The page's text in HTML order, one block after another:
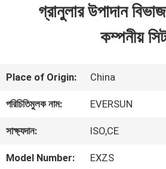
VR
প্রদর্শন
আমাদের
গ্রানুলার উপাদান
কম্পনীয়
Place of Origin: China
পরিচিতিমুলক নাম: EVERSUN
সাক্ষ্যদান: ISO,CE
Model Number: EXZS